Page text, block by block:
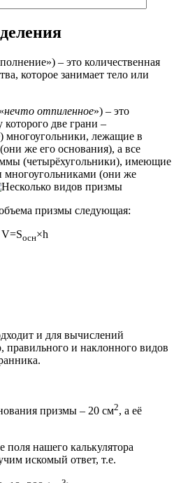
– это количественная
которое занимает тело или
нечто отпиленное») – это
две грани –
многоугольники, лежащие в
же его основания), а все
(четырёхугольники), имеющие
(они же
призмы следующая:
V=Sосн×h
и для вычислений
правильного и наклонного видов
призмы – 20 см2, а её
нашего калькулятора
искомый ответ, т.е.